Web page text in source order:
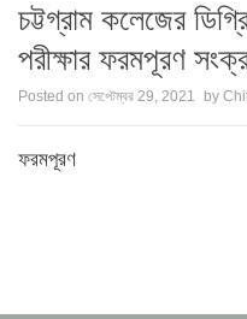
চট্টগ্রাম কলেজের
পরীক্ষার ফরমপূরণ
Posted on সেপ্টেম্বর 29, 2021 by
ফরমপূরণ